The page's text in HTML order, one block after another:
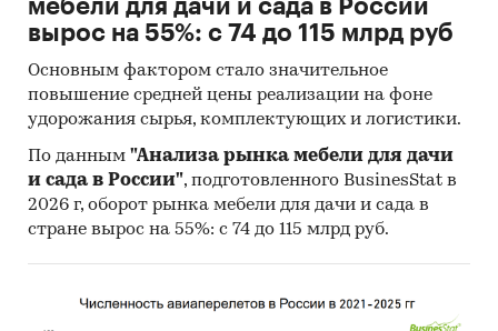
куртки без утепленной подкладки (кроме
кожаных), включая "ветровки" из
синтетической и хлопчатобумажной ткани;
- с2021года: пальто, плащи, куртки, ветровки
из различных тканей (включая кожу),
неутепленные
О компании:
Компания «Экспресс-Обзор» – с 2005 года на
рынке готовых исследований. Исследования,
Обзор», дают возможность в сжатом виде
мебели для дачи и сада в России
вырос на 55%: с 74 до 115 млрд руб
Основным фактором стало значительное
повышение средней цены реализации на фоне
удорожания сырья, комплектующих и логистики.
По данным "Анализа рынка мебели для дачи
и сада в России", подготовленного BusinesStat в
2026 г, оборот рынка мебели для дачи и сада в
стране вырос на 55%: с 74 до 115 млрд руб.